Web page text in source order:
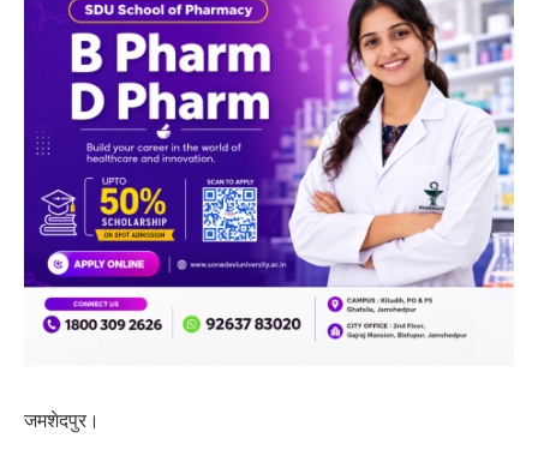
जमशेदपुर।